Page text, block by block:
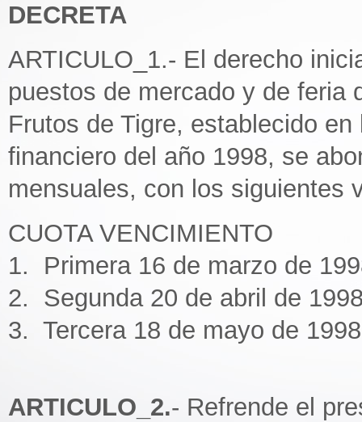
DECRETA
ARTICULO_1.- El derecho
puestos de mercado y de feria
Frutos de Tigre, establecido
financiero del año 1998, se
mensuales, con los siguientes
CUOTA VENCIMIENTO
1. Primera 16 de marzo de
2. Segunda 20 de abril de
3. Tercera 18 de mayo de 1998
ARTICULO_2.- Refrende el